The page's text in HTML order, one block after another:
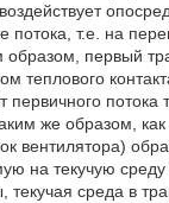
потока, т.е. на
первый
теплового
первичного потока
же образом,
вентилятора)
на текучую среду
текучая среда в